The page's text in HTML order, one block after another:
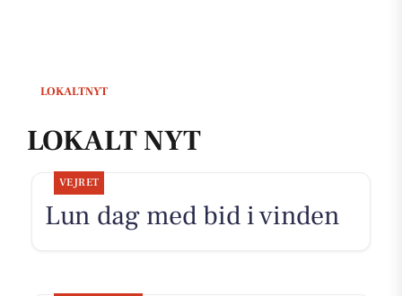
LOKALTNYT
LOKALT NYT
VEJRET
Lun dag med bid i vinden